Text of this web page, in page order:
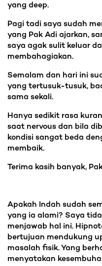
yang deep.
Pagi tadi saya sudah
yang Pak Adi ajarkan,
saya agak sulit keluar
membahagiakan.
Semalam dan hari ini
yang tertusuk-tusuk,
sama sekali.
Hanya sedikit rasa
saat nervous dan bila
kondisi sangat beda
membaik.
Terima kasih banyak,
Apakah Indah sudah
yang ia alami? Saya
menjawab hal ini.
bertujuan mendukung
masalah fisik. Yang
menyatakan